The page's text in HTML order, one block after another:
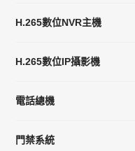
H.265數位NVR主機
H.265數位IP攝影機
電話總機
門禁系統